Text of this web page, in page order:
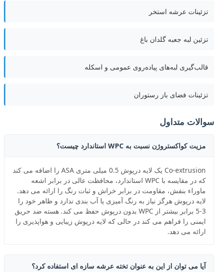
تزئینات عرشه استخر
تزئین لبه جعبه گلدان باغ
قالب‌گیری لبه‌های پیاده‌روی عمومی و اسکله
تزئینات فضای باز رستوران
سوالات متداول
مزیت کواکستروژن نسبت به WPC استاندارد چیست؟
Co-extrusion یک لایه درپوش 0.5 میلی متری ASA را اضافه می کند
که در مقایسه با WPC استاندارد، محافظت عالی در برابر اشعه
ماوراء بنفش، مقاومت در برابر خراش و ثبات رنگ را ارائه می دهد.
لایه درپوش هرگز نیاز به رنگ آمیزی یا آب بندی ندارد و ظاهر خود را
3-5 برابر بیشتر از WPC بدون درپوش حفظ می کند. هسته ضد حریق
ایمنی را فراهم می کند در حالی که لایه درپوش زیبایی و هواپذیری را
ارائه می دهد.
آیا می توان از این به عنوان تخته عرشه سازه ای استفاده کرد؟